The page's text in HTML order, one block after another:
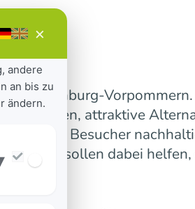
Mecklenburg-
verbinden, attraktive
und Besucher
sollen dabei helfen,
×
andere
an bis zu
ändern.